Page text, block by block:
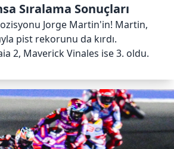
Sıralama Sonuçları
Jorge Martin'in! Martin,
pist rekorunu da kırdı.
2, Maverick Vinales ise 3. oldu.